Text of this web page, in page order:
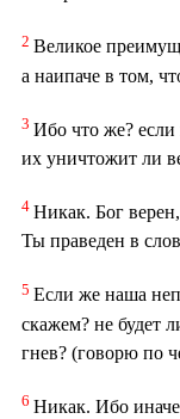
2 Великое
а наипаче в том,
3 Ибо что же?
их уничтожит ли
4 Никак. Бог
Ты праведен в
5 Если же наша
скажем? не будет
гнев? (говорю по
6 Никак. Ибо